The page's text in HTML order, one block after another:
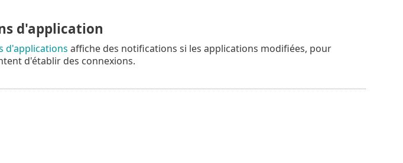
d'application
d'applications affiche des notifications si les applications modifiées, pour
d'établir des connexions.